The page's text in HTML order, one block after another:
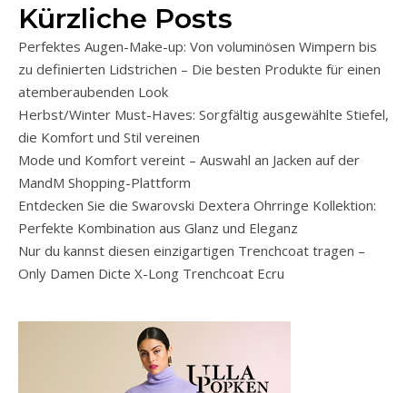
Kürzliche Posts
Perfektes Augen-Make-up: Von voluminösen Wimpern bis
zu definierten Lidstrichen – Die besten Produkte für einen
atemberaubenden Look
Herbst/Winter Must-Haves: Sorgfältig ausgewählte Stiefel,
die Komfort und Stil vereinen
Mode und Komfort vereint – Auswahl an Jacken auf der
MandM Shopping-Plattform
Entdecken Sie die Swarovski Dextera Ohrringe Kollektion:
Perfekte Kombination aus Glanz und Eleganz
Nur du kannst diesen einzigartigen Trenchcoat tragen –
Only Damen Dicte X-Long Trenchcoat Ecru